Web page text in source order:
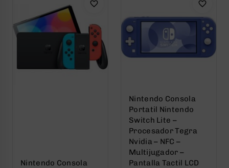
Nintendo Consola
Nintendo Consola
Portatil Nintendo
Switch Lite –
Procesador Tegra
Nvidia – NFC –
Multijugador –
Pantalla Tactil LCD